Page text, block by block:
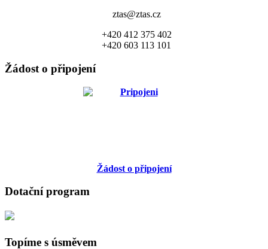
ztas@ztas.cz
+420 412 375 402
+420 603 113 101
Žádost o připojení
Žádost o připojení
Dotační program
Topíme s úsměvem